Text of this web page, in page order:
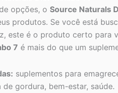
opções, o Source Naturals
produtos. Se você está
este é o produto certo para
7 é mais do que um
suplementos para
gordura, bem-estar, saúde.